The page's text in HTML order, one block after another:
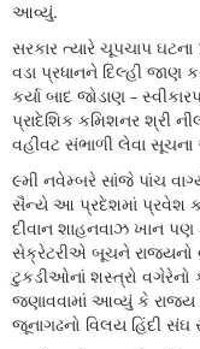
આવ્યું.
સરકાર ત્યારે ચૂપચાપ
વડા પ્રધાનને દિલ્હી જાણ
કર્યા બાદ જોડાણ -
પ્રાદેશિક કમિશનર શ્રી
વહીવટ સંભાળી લેવા
૯મી નવેમ્બરે સાંજે પાંચ
સૈન્યે આ પ્રદેશમાં પ્રવેશ
દીવાન શાહનવાઝ ખાન પણ
સેક્રેટરીએ બૂચને રાજ્યનો
ટુકડીઓનાં શસ્ત્રો વગેરેનો
જણાવવામાં આવ્યું કે
જૂનાગઢનો વિલય હિંદી સંઘ